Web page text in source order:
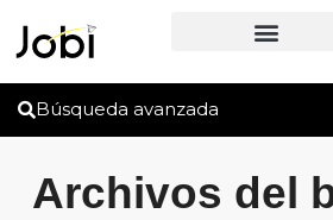
Búsqueda avanzada
Archivos del